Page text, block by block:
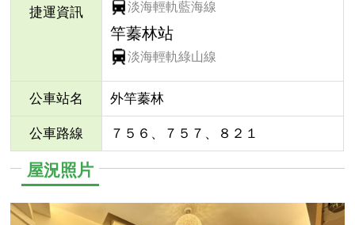
捷運資訊
淡海輕軌藍海線
竿蓁林站
淡海輕軌綠山線
公車站名 外竿蓁林
公車路線 ７５６、７５７、８２１
屋況照片